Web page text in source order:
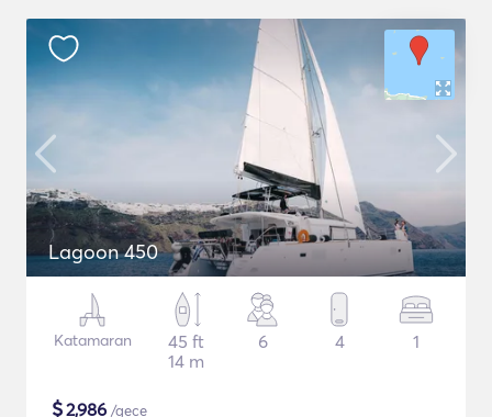
Lagoon 450
Katamaran
45 ft
14 m
6 4 1
$2,986 /gece